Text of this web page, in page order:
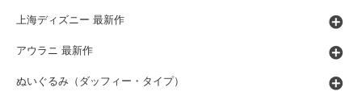
上海ディズニー 最新作
アウラニ 最新作
ぬいぐるみ（ダッフィー・タイプ）